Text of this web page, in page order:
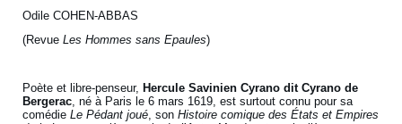
Odile COHEN-ABBAS
(RevueLes Hommes sans Epaules)
Poète et libre-penseur, Hercule Savinien Cyrano dit Cyrano de
Bergerac, né à Paris le 6 mars 1619, est surtout connu pour sa
comédieLe Pédant joué, sonHistoire comique des États et Empires